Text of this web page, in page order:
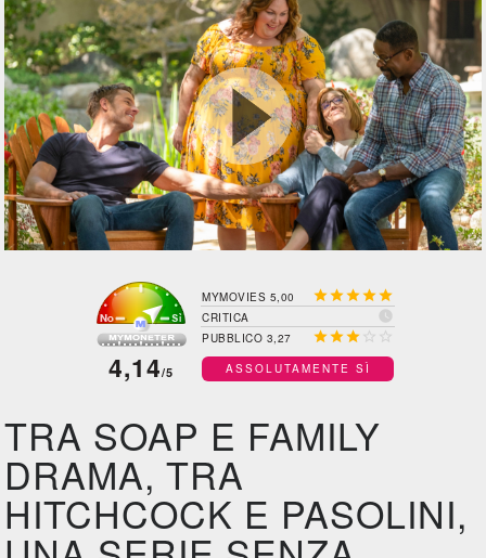
4,14/5
MYMOVIES 5,00 
CRITICA 
PUBBLICO 3,27   
ASSOLUTAMENTE SÌ
TRA SOAP E FAMILY
DRAMA, TRA
HITCHCOCK E PASOLINI,